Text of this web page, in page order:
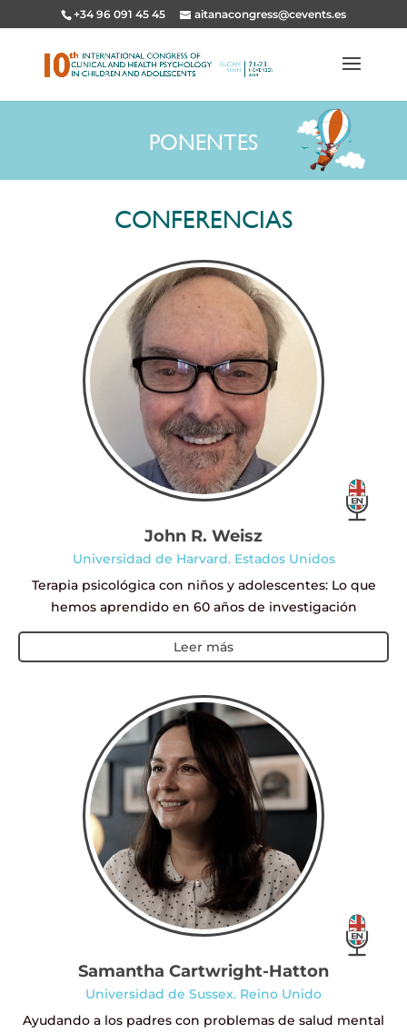
+34 96 091 45 45 aitanacongress@cevents.es
PONENTES
CONFERENCIAS
John R. Weisz
Universidad de Harvard. Estados Unidos
Terapia psicológica con niños y adolescentes: Lo que
hemos aprendido en 60 años de investigación
Leer más
Samantha Cartwright-Hatton
Universidad de Sussex. Reino Unido
Ayudando a los padres con problemas de salud mental